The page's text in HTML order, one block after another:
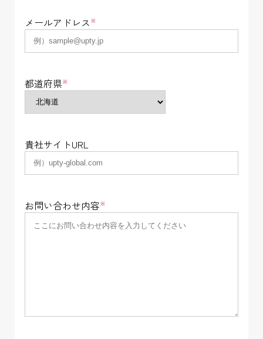
メールアドレス ※
都道府県※
貴社サイトURL
お問い合わせ内容※